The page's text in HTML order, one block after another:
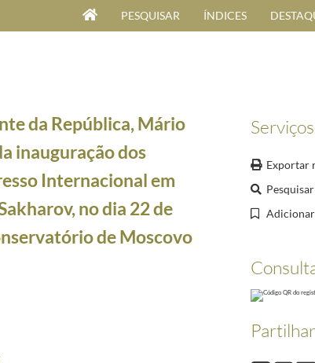
PESQUISAR ÍNDICES
de Presidente do Presidium do Soviete Supremo da URSS.
da URSS, Sr. Andre Gromiko - Assessoria das Relações Internacionais1987-
sua visita a Moscovo, sobre a "situação atual dos portugueses na URSS".
Sakharov, no dia 22 de maio de 1991, no Conservatório de Moscovo
Exportar
Partilhar
da República, Mário
inauguração dos
Internacional em
no dia 22 de
de Moscovo